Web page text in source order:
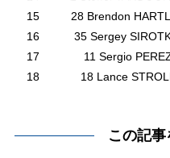
15
28 Brendon
16
35 Sergey
17
11 Sergio
18
18 Lance
この記